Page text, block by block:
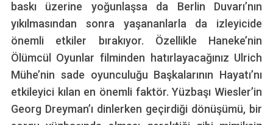
baskı üzerine yoğunlaşsa da Berlin Duvarı’nın
yıkılmasından sonra yaşananlarla da izleyicide
önemli etkiler bırakıyor. Özellikle Haneke’nin
Ölümcül Oyunlar filminden hatırlayacağınız Ulrich
Mühe’nin sade oyunculuğu Başkalarının Hayatı’nı
etkileyici kılan en önemli faktör. Yüzbaşı Wiesler’in
Georg Dreyman’ı dinlerken geçirdiği dönüşümü, bir